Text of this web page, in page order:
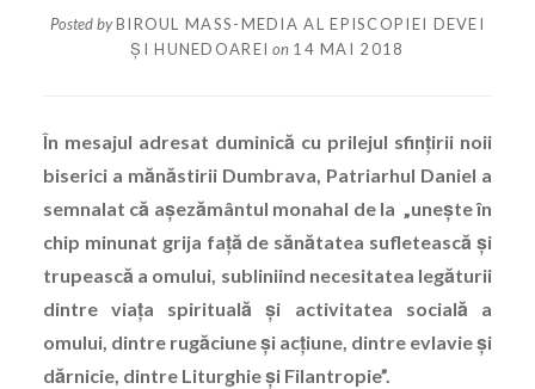
Posted byBIROUL MASS-MEDIA AL EPISCOPIEI DEVEI
ȘI HUNEDOAREI on 14 MAI 2018
În mesajul adresat duminică cu prilejul sfinţirii noii
biserici a mănăstirii Dumbrava, Patriarhul Daniel a
semnalat că aşezământul monahal de la „unește în
chip minunat grija faţă de sănătatea sufletească şi
trupească a omului, subliniind necesitatea legăturii
dintre viaţa spirituală şi activitatea socială a
omului, dintre rugăciune şi acțiune, dintre evlavie şi
dărnicie, dintre Liturghie şi Filantropie”.